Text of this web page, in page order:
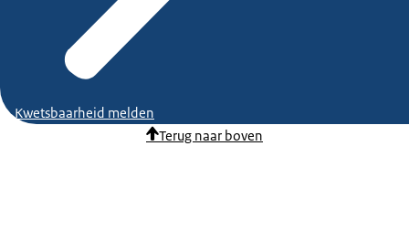
Kwetsbaarheid melden
Terug naar boven